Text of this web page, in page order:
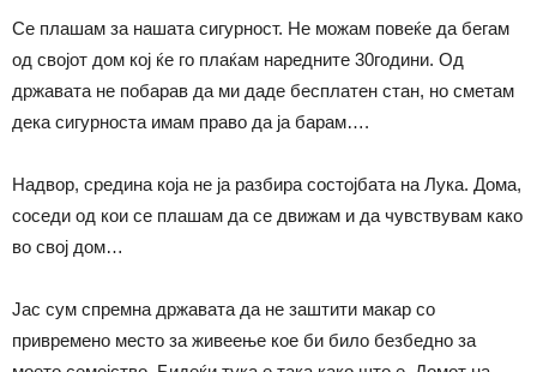
Се плашам за нашата сигурност. Не можам повеќе да бегам
од својот дом кој ќе го плаќам наредните 30години. Од
државата не побарав да ми даде бесплатен стан, но сметам
дека сигурноста имам право да ја барам….
Надвор, средина која не ја разбира состојбата на Лука. Дома,
соседи од кои се плашам да се движам и да чувствувам како
во свој дом…
Јас сум спремна државата да не заштити макар со
привремено место за живеење кое би било безбедно за